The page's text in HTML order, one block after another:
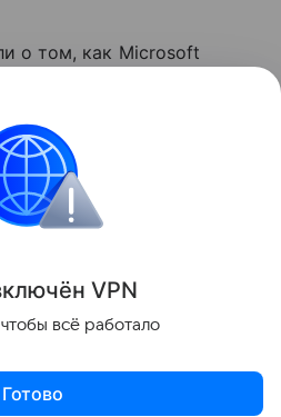
о том, как Microsoft
16 ГБ.
Поделиться
ён VPN
всё работало
Готово